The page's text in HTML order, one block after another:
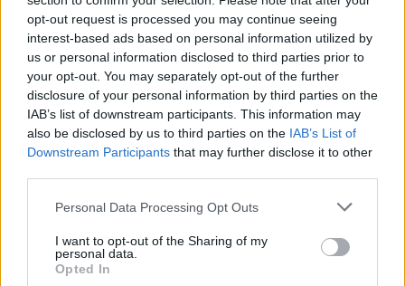
opt-out request is processed you may continue seeing
interest-based ads based on personal information utilized by
us or personal information disclosed to third parties prior to
your opt-out. You may separately opt-out of the further
disclosure of your personal information by third parties on the
IAB’s list of downstream participants. This information may
also be disclosed by us to third parties on the IAB’s List of
Downstream Participants that may further disclose it to other
Personal Data Processing Opt Outs
I want to opt-out of the Sharing of my
personal data.
Opted In
Pilates és mozgásszervi panaszok célzott terápiája Szombathelyen
Új Pilates stúdióval és Hát-Fájdalom Központtal bővült
a jövőre 15. születésnapját ünneplő Fűzy Pilates
Szombathely. A Géfin Gyula utcai stúdiótól pár lésére,
exkluzív környezetben a Vívócsarnok alatt immár az
egyéni Pilates órák mellett az ízületi- és mozgásszervi
Fűzy Gáborral beszélgettünk.